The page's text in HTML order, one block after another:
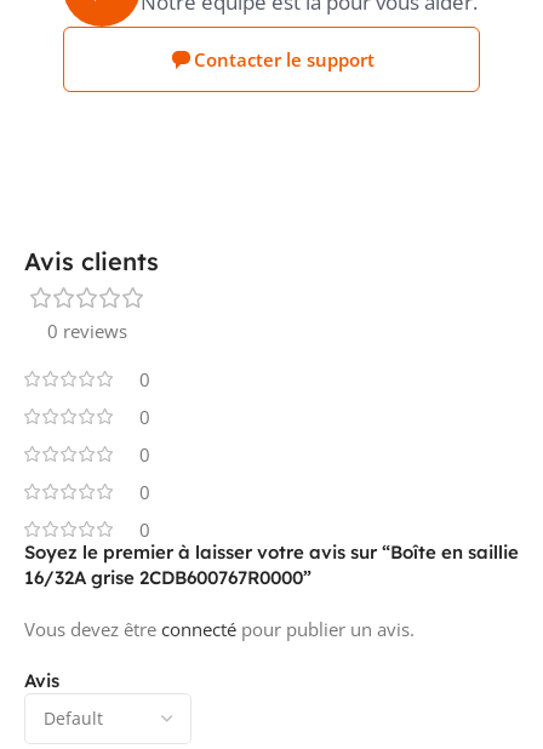
PRODUCT CARBON
Contacter le support
Avis clients
0 reviews
0
0
0
0
0
Avis
Soyez le premier à laisser votre avis sur “Boîte en saillie
16/32A grise 2CDB600767R0000”
Vous devez être connecté pour publier un avis.